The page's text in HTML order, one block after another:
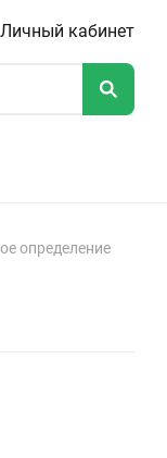
Личный кабинет
определение